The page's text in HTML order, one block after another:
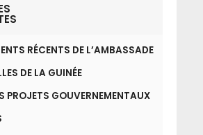
RÉCENTS DE L’AMBASSADE
DE LA GUINÉE
PROJETS GOUVERNEMENTAUX